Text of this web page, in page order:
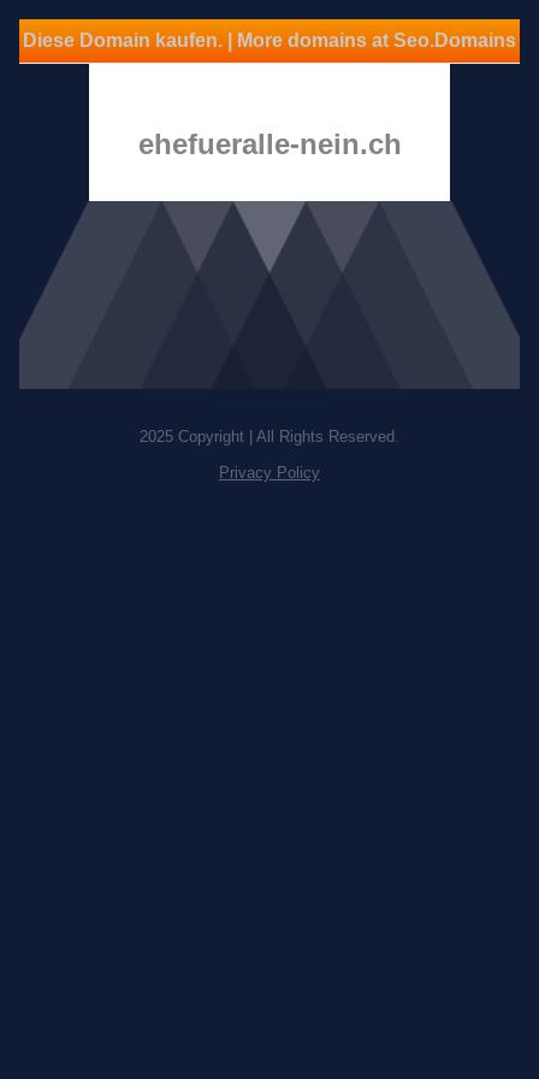
Diese Domain kaufen. | More domains at Seo.Domains
ehefueralle-nein.ch
2025 Copyright | All Rights Reserved.
Privacy Policy